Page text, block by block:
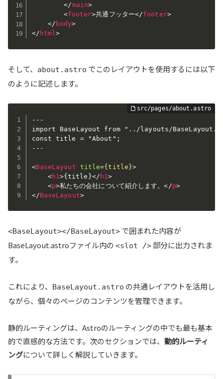
</main>
<footer>共通フッター</footer>
</ body>
</ html>
そして、 about.astro でこのレイアウトを使用するには以下
のように記述します。
---
import BaseLayout from "../layouts/
const title = "About";
---
<BaseLayout title={title}>
<h1 >{title}</ h1>
<p>私たちの会社について紹介します。</p>
</BaseLayout>
<BaseLayout></BaseLayout> で囲まれた内容が
BaseLayout.astroファイル内の <slot /> 部分に出力されま
す。
これにより、 BaseLayout.astro の共通レイアウトを活用し
ながら、個々のページのコンテンツを管理できます。
静的ルーティングは、Astroのルーティングの中でも最も基本
的で直感的な方法です。次のセクションでは、 動的ルーティ
ングについて詳しく解説していきます。